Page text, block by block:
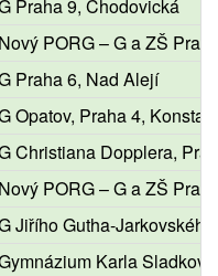
Praha 9, Chodovická
Nový PORG – G a ZŠ
Praha 6, Nad Alejí
Opatov, Praha 4,
Christiana Dopplera,
Nový PORG – G a ZŠ
Jiřího Gutha-
Karla